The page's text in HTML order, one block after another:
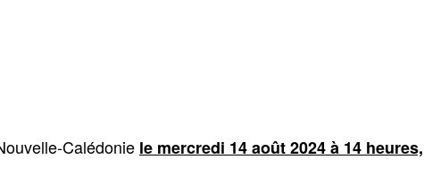
Calédonie le mercredi 14 août 2024 à 14